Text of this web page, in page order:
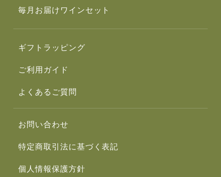
毎月お届けワインセット
ギフトラッピング
ご利用ガイド
よくあるご質問
お問い合わせ
特定商取引法に基づく表記
個人情報保護方針